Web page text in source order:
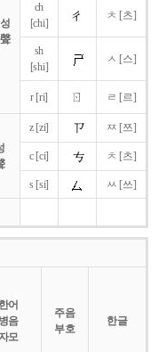
ch
[chi]
ㅊ [츠]
sh
[shi]
ㅅ [스]
r [ri] ㄖ ㄹ [르]
z [zi] ㅉ [쯔]
c [ci] ㅊ [츠]
s [si] ㅆ [쓰]
한어
병음
모
주음
부호
한글